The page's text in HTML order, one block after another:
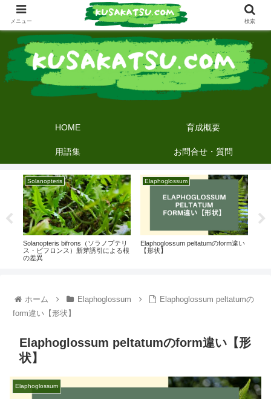
HOME 育成概要
用語集 お問合せ・質問
Solanopteris
Solanopteris bifrons（ソラノプテリ
ス・ビフロンス）新芽誘引による根
の差異
Elaphoglossum
Elaphoglossum peltatumのform違い
【形状】
ホーム Elaphoglossum
Elaphoglossum peltatumの
form違い【形状】
Elaphoglossum peltatumのform違い【形
状】
Elaphoglossum
メニュー 検索